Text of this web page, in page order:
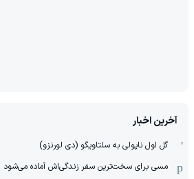
آخرین اخبار
گل اول ناپولی به سلتاویگو (دی لورنزو)
مسی برای سخت‌ترین سفر زندگی‌اش آماده می‌شود